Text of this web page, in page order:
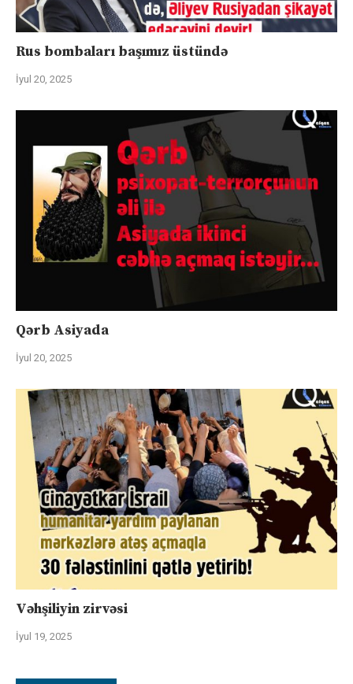
Rus bombaları başımız üstündə
İyul 20, 2025
Qərb Asiyada
İyul 20, 2025
Vəhşiliyin zirvəsi
İyul 19, 2025